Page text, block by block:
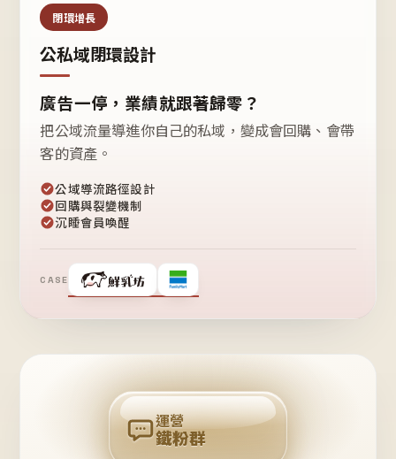
閉環增長
公私域閉環設計
廣告一停，業績就跟著歸零？
把公域流量導進你自己的私域，變成會回購、會帶
客的資產。
公域導流路徑設計
回購與裂變機制
沉睡會員喚醒
CASE
❤
粉
回
購
運營
鐵粉群